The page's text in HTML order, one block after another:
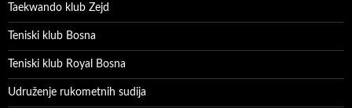
Taekwando klub Zejd
Teniski klub Bosna
Teniski klub Royal Bosna
Udruženje rukometnih sudija